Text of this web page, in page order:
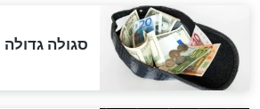
"מודה לקב"ה על